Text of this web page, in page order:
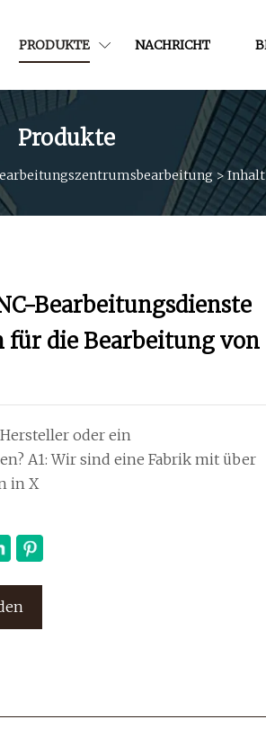
PRODUKTE NACHRICHT
Produkte
>Inhalt
Bearbeitungsdienste
für die Bearbeitung von
Hersteller oder ein
über
in X